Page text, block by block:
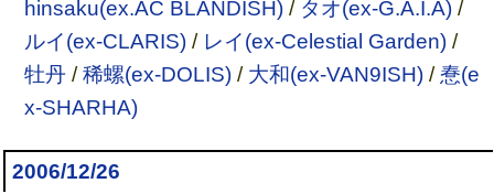
hinsaku(ex.AC BLANDISH)/ タオ(ex-G.A.I.A)/
ルイ(ex-CLARIS)/ レイ(ex-Celestial Garden)/
牡丹/稀螺(ex-DOLIS)/ 大和(ex-VAN9ISH)/惷(e
x-SHARHA)
2006/12/26